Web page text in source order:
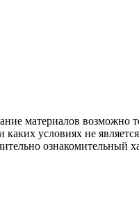
материалов возможно
условиях не
ознакомительный